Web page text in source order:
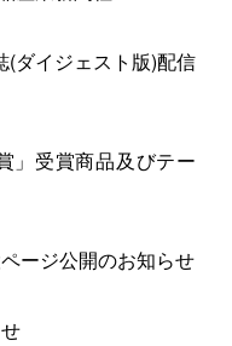
ダイジェスト版)配信
」受賞商品及びテー
ージ公開のお知らせ